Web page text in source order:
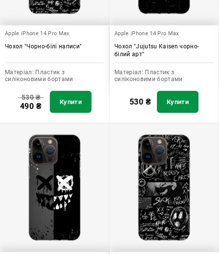
Apple iPhone 14 Pro Max
Чохол "Чорно-білі написи"
Матеріал: Пластик з
силіконовими бортами
530₴
490 ₴ Купити
Apple iPhone 14 Pro Max
Чохол "Jujutsu Kaisen чорно-
білий арт"
Матеріал: Пластик з
силіконовими бортами
530 ₴ Купити